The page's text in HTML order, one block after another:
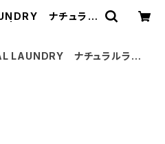
ナチュラル
LAUNDRY ナチュラルラン